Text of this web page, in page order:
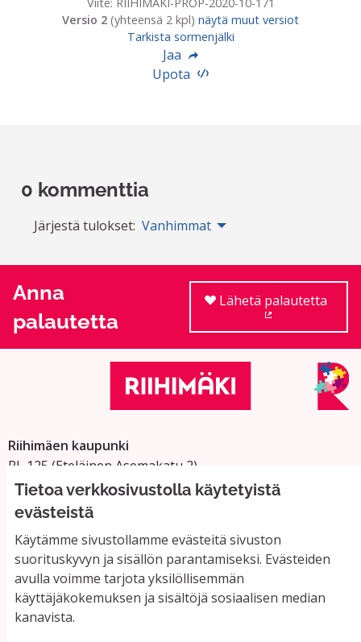
Tietoa verkkosivustolla käytetyistä
evästeistä
Käytämme sivustollamme evästeitä sivuston
suorituskyvyn ja sisällön parantamiseksi. Evästeiden
avulla voimme tarjota yksilöllisemmän
käyttäjäkokemuksen ja sisältöjä sosiaalisen median
kanavista.
Versio 2 (yhteensä 2 kpl) näytä muut versiot
Tarkista sormenjälki
Jaa
Upota
0 kommenttia
Järjestä tulokset: Vanhimmat
Anna
palautetta
Lähetä palautetta
Riihimäen kaupunki
PL 125 (Eteläinen Asemakatu 2)
11101 Riihimäki
Vaihde: 019 758 4000
Sähköpostiosoitteet:
etunimi.sukunimi@riihimaki.fi
Yhteystiedot ja usein kysyttyä
Käyttöehdot